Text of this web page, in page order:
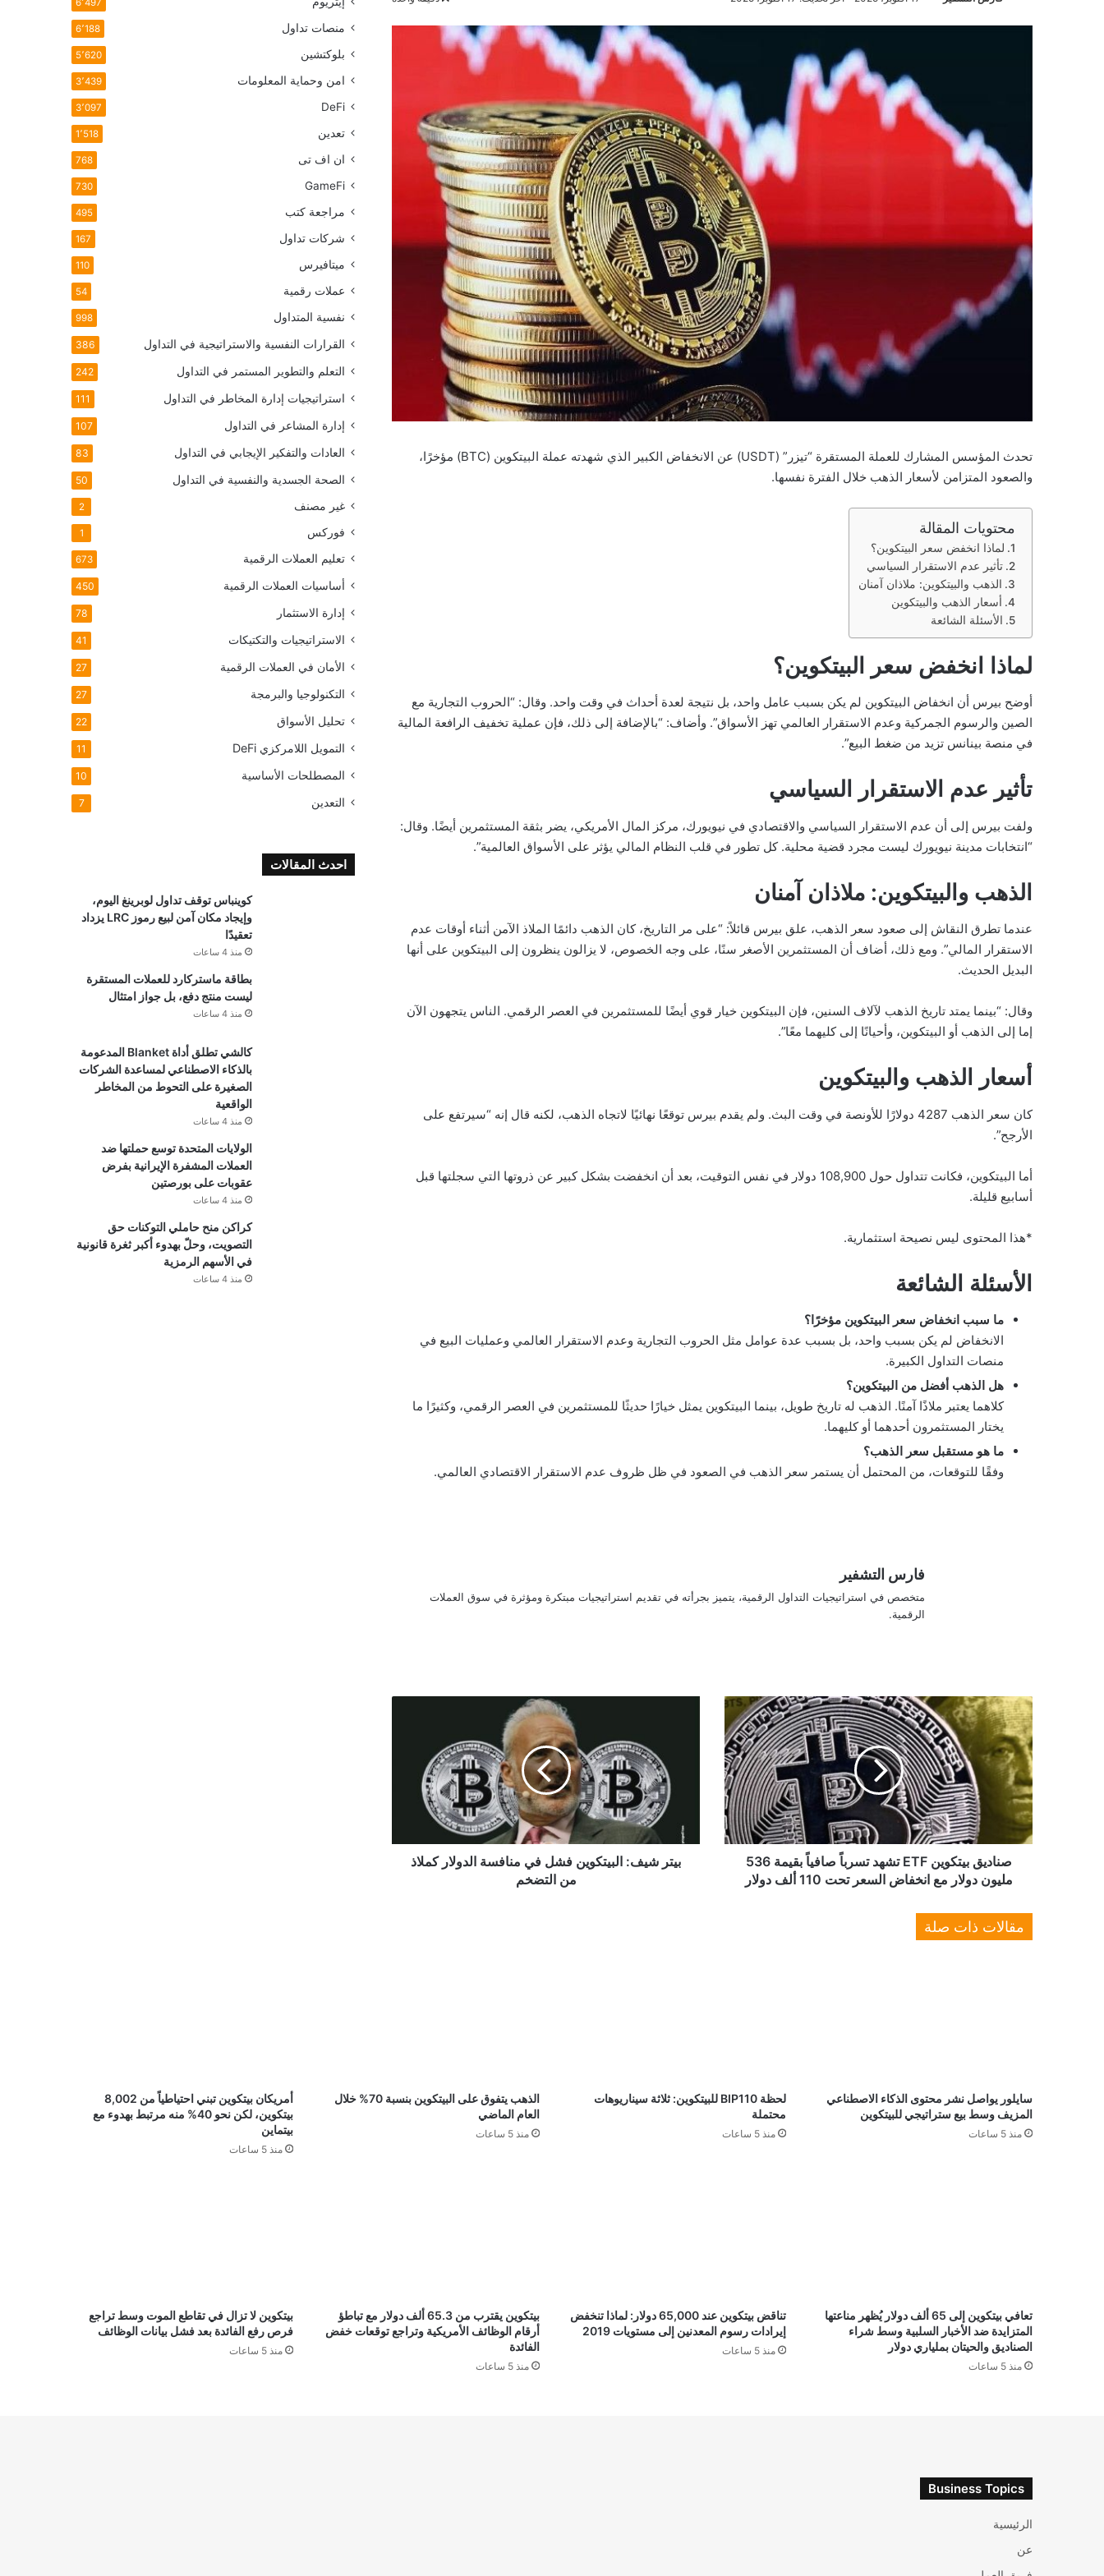
تحدث المؤسس المشارك للعملة المستقرة “تيزر” (USDT) عن الانخفاض الكبير الذي شهدته عملة البيتكوين (BTC) مؤخرًا،
والصعود المتزامن لأسعار الذهب خلال الفترة نفسها.
محتويات المقالة
لماذا انخفض سعر البيتكوين؟
تأثير عدم الاستقرار السياسي
الذهب والبيتكوين: ملاذان آمنان
أسعار الذهب والبيتكوين
الأسئلة الشائعة
لماذا انخفض سعر البيتكوين؟
أوضح بيرس أن انخفاض البيتكوين لم يكن بسبب عامل واحد، بل نتيجة لعدة أحداث في وقت واحد. وقال: “الحروب التجارية مع
الصين والرسوم الجمركية وعدم الاستقرار العالمي تهز الأسواق”. وأضاف: “بالإضافة إلى ذلك، فإن عملية تخفيف الرافعة المالية
في منصة بينانس تزيد من ضغط البيع”.
تأثير عدم الاستقرار السياسي
ولفت بيرس إلى أن عدم الاستقرار السياسي والاقتصادي في نيويورك، مركز المال الأمريكي، يضر بثقة المستثمرين أيضًا. وقال:
“انتخابات مدينة نيويورك ليست مجرد قضية محلية. كل تطور في قلب النظام المالي يؤثر على الأسواق العالمية”.
الذهب والبيتكوين: ملاذان آمنان
عندما تطرق النقاش إلى صعود سعر الذهب، علق بيرس قائلاً: “على مر التاريخ، كان الذهب دائمًا الملاذ الآمن أثناء أوقات عدم
الاستقرار المالي”. ومع ذلك، أضاف أن المستثمرين الأصغر سنًا، على وجه الخصوص، لا يزالون ينظرون إلى البيتكوين على أنها
البديل الحديث.
وقال: “بينما يمتد تاريخ الذهب لآلاف السنين، فإن البيتكوين خيار قوي أيضًا للمستثمرين في العصر الرقمي. الناس يتجهون الآن
إما إلى الذهب أو البيتكوين، وأحيانًا إلى كليهما معًا”.
أسعار الذهب والبيتكوين
كان سعر الذهب 4287 دولارًا للأونصة في وقت البث. ولم يقدم بيرس توقعًا نهائيًا لاتجاه الذهب، لكنه قال إنه “سيرتفع على
الأرجح”.
أما البيتكوين، فكانت تتداول حول 108,900 دولار في نفس التوقيت، بعد أن انخفضت بشكل كبير عن ذروتها التي سجلتها قبل
أسابيع قليلة.
*هذا المحتوى ليس نصيحة استثمارية.
الأسئلة الشائعة
ما سبب انخفاض سعر البيتكوين مؤخرًا؟
الانخفاض لم يكن بسبب واحد، بل بسبب عدة عوامل مثل الحروب التجارية وعدم الاستقرار العالمي وعمليات البيع في
منصات التداول الكبيرة.
هل الذهب أفضل من البيتكوين؟
كلاهما يعتبر ملاذًا آمنًا. الذهب له تاريخ طويل، بينما البيتكوين يمثل خيارًا حديثًا للمستثمرين في العصر الرقمي، وكثيرًا ما
يختار المستثمرون أحدهما أو كليهما.
ما هو مستقبل سعر الذهب؟
وفقًا للتوقعات، من المحتمل أن يستمر سعر الذهب في الصعود في ظل ظروف عدم الاستقرار الاقتصادي العالمي.
فارس التشفير
متخصص في استراتيجيات التداول الرقمية، يتميز بجرأته في تقديم استراتيجيات مبتكرة ومؤثرة في سوق العملات
الرقمية.
صناديق
بيتكوين
ETF
تشهد
تسرباً
صافياً
بقيمة
536
مليون
السعر
تحت
صناديق بيتكوين ETF تشهد تسرباً صافياً بقيمة 536
مليون دولار مع انخفاض السعر تحت 110 ألف دولار
كملاذ
من
التضخمبيتر شيف: البيتكوين فشل في منافسة الدولار كملاذ
من التضخم
6٬497
منصات تداول 6٬188
بلوكتشين 5٬620
امن وحماية المعلومات 3٬439
DeFi 3٬097
تعدين 1٬518
ان اف تی 768
GameFi
730
مراجعة كتب 495
شركات تداول 167
ميتافيرس 110
عملات رقمية 54
نفسية المتداول 998
القرارات النفسية والاستراتيجية في التداول 386
التعلم والتطوير المستمر في التداول 242
استراتيجيات إدارة المخاطر في التداول 111
إدارة المشاعر في التداول 107
العادات والتفكير الإيجابي في التداول 83
الصحة الجسدية والنفسية في التداول 50
غير مصنف 2
فوركس 1
تعليم العملات الرقمية 673
أساسيات العملات الرقمية 450
إدارة الاستثمار 78
الاستراتيجيات والتكتيكات 41
الأمان في العملات الرقمية 27
التكنولوجيا والبرمجة 27
تحليل الأسواق 22
التمويل اللامركزي DeFi
11
المصطلحات الأساسية 10
التعدين 7
احدث المقالات
كوينباس توقف تداول لوبرينغ اليوم،
وإيجاد مكان آمن لبيع رموز LRC يزداد
تعقيدًا
منذ 4 ساعات
بطاقة ماستركارد للعملات المستقرة
ليست منتج دفع، بل جواز امتثال
منذ 4 ساعات
كالشي تطلق أداة Blanket المدعومة
بالذكاء الاصطناعي لمساعدة الشركات
الصغيرة على التحوط من المخاطر
الواقعية
منذ 4 ساعات
الولايات المتحدة توسع حملتها ضد
العملات المشفرة الإيرانية بفرض
عقوبات على بورصتين
منذ 4 ساعات
كراكن منح حاملي التوكنات حق
التصويت، وحلّ بهدوء أكبر ثغرة قانونية
في الأسهم الرمزية
منذ 4 ساعات
مقالات ذات صلة
سايلور يواصل نشر محتوى الذكاء الاصطناعي
المزيف وسط بيع ستراتيجي للبيتكوين
منذ 5 ساعات
لحظة BIP110 للبيتكوين: ثلاثة سيناريوهات
محتملة
منذ 5 ساعات
الذهب يتفوق على البيتكوين بنسبة 70% خلال
العام الماضي
منذ 5 ساعات
أمريكان بيتكوين تبني احتياطياً من 8,002
بيتكوين، لكن نحو 40% منه مرتبط بهدوء مع
بيتماين
منذ 5 ساعات
تعافي بيتكوين إلى 65 ألف دولار يُظهر مناعتها
المتزايدة ضد الأخبار السلبية وسط شراء
الصناديق والحيتان بملياري دولار
منذ 5 ساعات
تناقض بيتكوين عند 65,000 دولار: لماذا تنخفض
إيرادات رسوم المعدنين إلى مستويات 2019
منذ 5 ساعات
بيتكوين يقترب من 65.3 ألف دولار مع تباطؤ
أرقام الوظائف الأمريكية وتراجع توقعات خفض
الفائدة
منذ 5 ساعات
بيتكوين لا تزال في تقاطع الموت وسط تراجع
فرص رفع الفائدة بعد فشل بيانات الوظائف
منذ 5 ساعات
Business Topics
الرئيسية
عن